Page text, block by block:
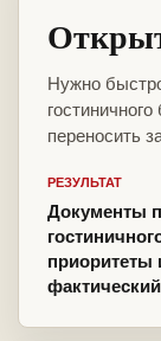
Нужно
переносить
РЕЗУЛЬТАТ
Документы
приоритеты